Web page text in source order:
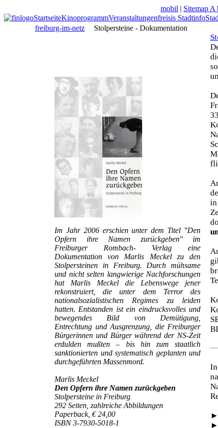
mobil | Sitemap A
StartseiteKinoprogrammVeranstaltungenfreisis Stadtinfo
freiburg-im-netz
Stolpersteine - Dokumentation
Im Jahr 2006 erschien unter dem Titel "Den
Opfern ihre Namen zurückgeben" im
Freiburger Rombach- Verlag eine
Dokumentation von Marlis Meckel zu den
Stolpersteinen in Freiburg. Durch mühsame
und nicht selten langwierige Nachforschungen
hat Marlis Meckel die Lebenswege jener
rekonstruiert, die unter dem Terror des
nationalsozialistischen Regimes zu leiden
hatten. Entstanden ist ein eindrucksvolles und
bewegendes Bild von Demütigung,
Entrechtung und Ausgrenzung, die Freiburger
Bürgerinnen und Bürger während der NS-Zeit
erdulden mußten – bis hin zum staatlich
sanktionierten und systematisch geplanten und
durchgeführten Massenmord.
Marlis Meckel
Den Opfern ihre Namen zurückgeben
Stolpersteine in Freiburg
292 Seiten, zahlreiche Abbildungen
Paperback, € 24,00
ISBN 3-7930-5018-1